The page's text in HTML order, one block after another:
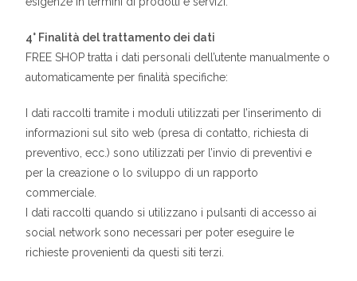
4° Finalità del trattamento dei dati
FREE SHOP tratta i dati personali dell’utente manualmente o
automaticamente per finalità specifiche:
I dati raccolti tramite i moduli utilizzati per l’inserimento di
informazioni sul sito web (presa di contatto, richiesta di
preventivo, ecc.) sono utilizzati per l’invio di preventivi e
per la creazione o lo sviluppo di un rapporto
commerciale.
I dati raccolti quando si utilizzano i pulsanti di accesso ai
social network sono necessari per poter eseguire le
richieste provenienti da questi siti terzi.